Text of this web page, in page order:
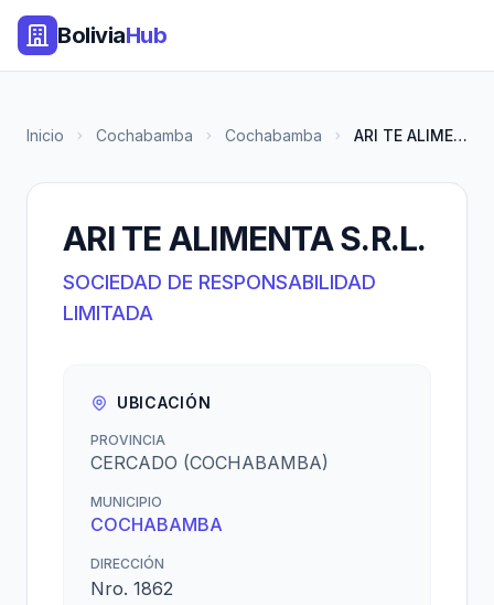
BoliviaHub
Inicio Cochabamba Cochabamba ARI TE ALIMENTA S.R.L.
ARI TE ALIMENTA S.R.L.
SOCIEDAD DE RESPONSABILIDAD
LIMITADA
UBICACIÓN
PROVINCIA
CERCADO (COCHABAMBA)
MUNICIPIO
COCHABAMBA
DIRECCIÓN
Nro. 1862